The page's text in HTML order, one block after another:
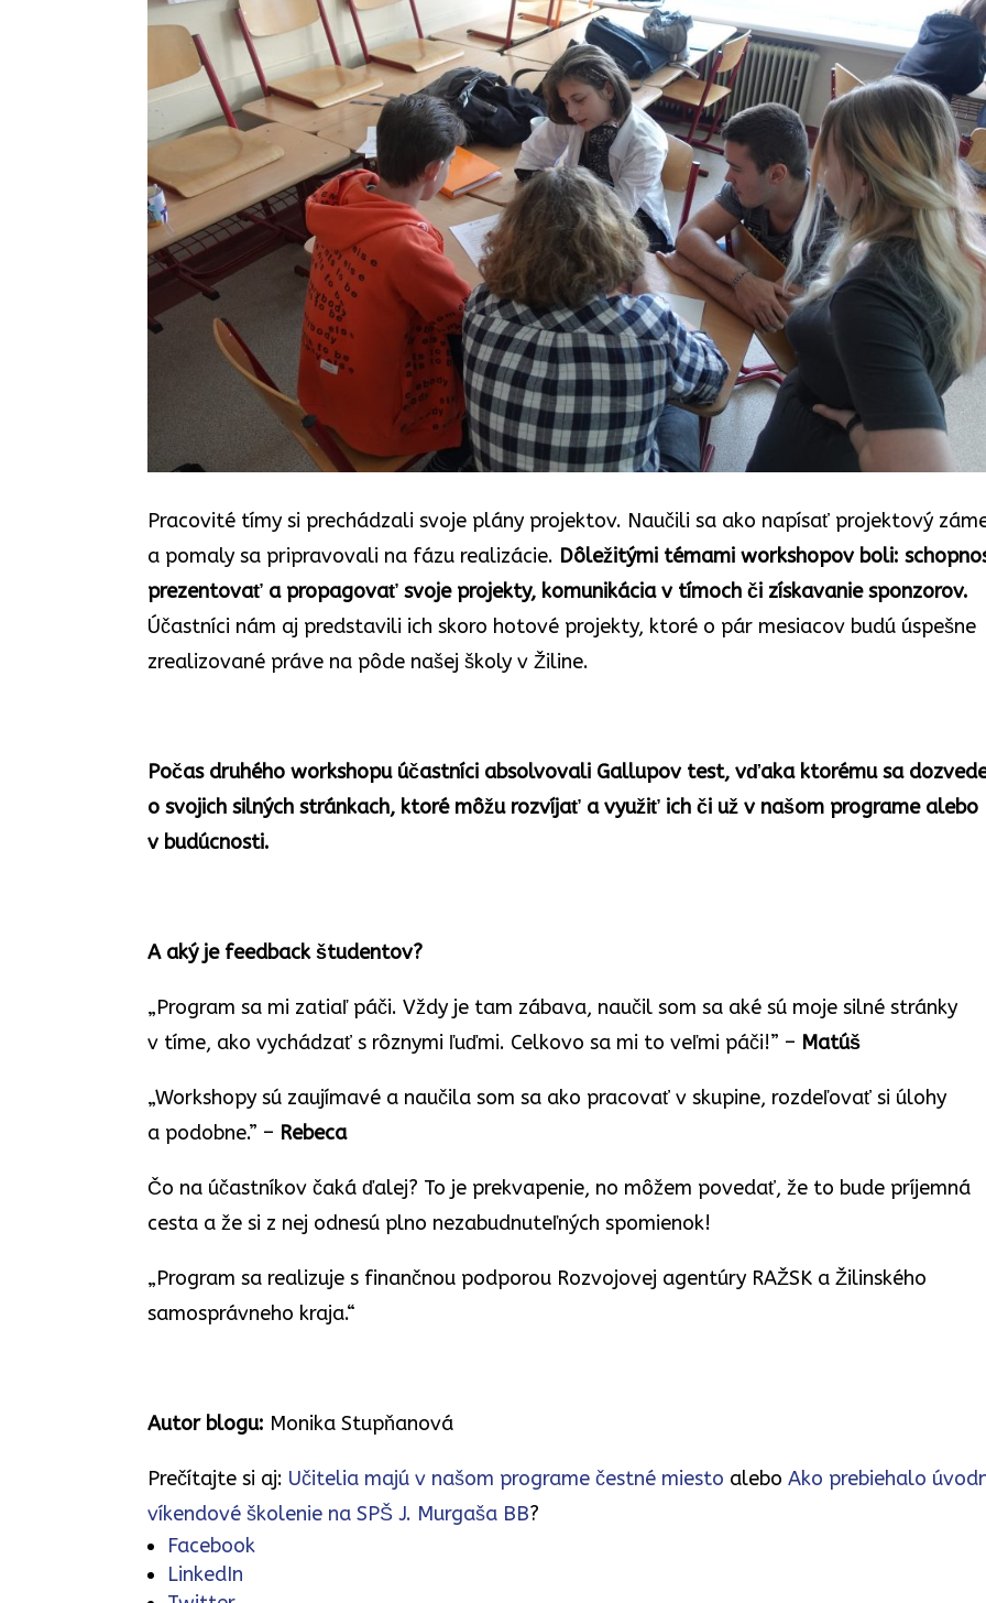
Pracovité tímy si prechádzali svoje plány projektov. Naučili sa ako napísať projektový
a pomaly sa pripravovali na fázu realizácie. Dôležitými témami workshopov boli:
prezentovať a propagovať svoje projekty, komunikácia v tímoch či získavanie sponzorov.
Účastníci nám aj predstavili ich skoro hotové projekty, ktoré o pár mesiacov budú úspešne
zrealizované práve na pôde našej školy v Žiline.
Počas druhého workshopu účastníci absolvovali Gallupov test, vďaka ktorému sa
o svojich silných stránkach, ktoré môžu rozvíjať a využiť ich či už v našom programe alebo
v budúcnosti.
A aký je feedback študentov?
„Program sa mi zatiaľ páči. Vždy je tam zábava, naučil som sa aké sú moje silné stránky
v tíme, ako vychádzať s rôznymi ľuďmi. Celkovo sa mi to veľmi páči!” – Matúš
„Workshopy sú zaujímavé a naučila som sa ako pracovať v skupine, rozdeľovať si úlohy
a podobne.” – Rebeca
Čo na účastníkov čaká ďalej? To je prekvapenie, no môžem povedať, že to bude príjemná
cesta a že si z nej odnesú plno nezabudnuteľných spomienok!
„Program sa realizuje s finančnou podporou Rozvojovej agentúry RAŽSK a Žilinského
samosprávneho kraja.“
Autor blogu: Monika Stupňanová
Prečítajte si aj: Učitelia majú v našom programe čestné miesto aleboAko prebiehalo
víkendové školenie na SPŠ J. Murgaša BB?
Facebook
LinkedIn